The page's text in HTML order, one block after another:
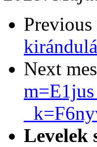
Next
Levelek